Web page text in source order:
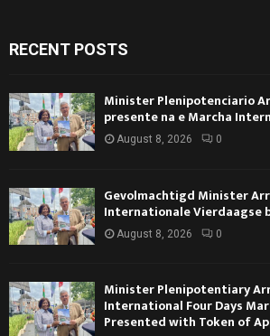
RECENT POSTS
Minister Plenipotenciario
presente na e Marcha
August 8, 2026 0
Gevolmachtigd Minister
Internationale Vierdaagse
August 8, 2026 0
Minister Plenipotentiary
International Four Days
Presented with Token of